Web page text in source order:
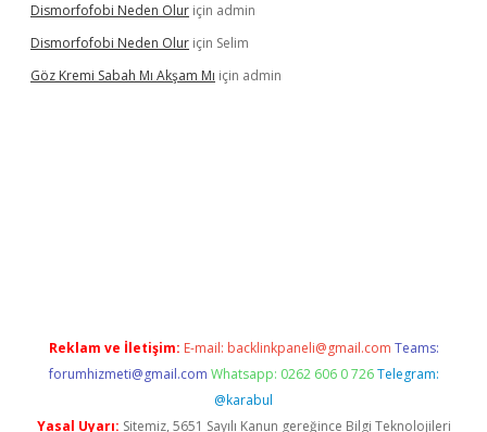
Dismorfofobi Neden Olur için admin
Dismorfofobi Neden Olur için Selim
Göz Kremi Sabah Mı Akşam Mı için admin
Reklam ve İletişim: E-mail: backlinkpaneli@gmail.com Teams:
forumhizmeti@gmail.com Whatsapp: 0262 606 0 726 Telegram:
@karabul
Yasal Uyarı: Sitemiz, 5651 Sayılı Kanun gereğince Bilgi Teknolojileri